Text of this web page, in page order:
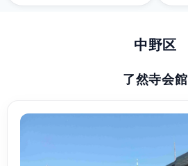
中野区
了然寺会館